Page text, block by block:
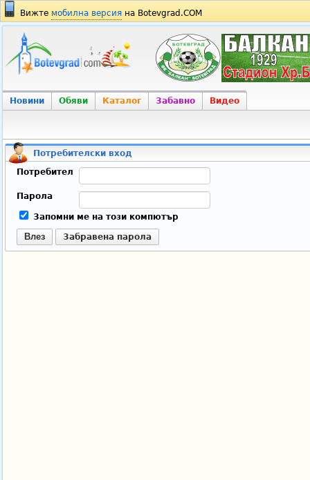
Вижте мобилна версия на Botevgrad.COM
Новини Обяви Каталог Забавно Видео
Потребителски вход
Потребител
Парола
Запомни ме на този компютър
Влез Забравена парола